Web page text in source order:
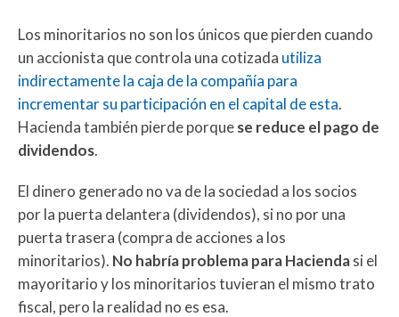
Los minoritarios no son los únicos que pierden cuando
un accionista que controla una cotizada utiliza
indirectamente la caja de la compañía para
incrementar su participación en el capital de esta.
Hacienda también pierde porquese reduce el pago de
dividendos.
El dinero generado no va de la sociedad a los socios
por la puerta delantera (dividendos), si no por una
puerta trasera (compra de acciones a los
minoritarios). No habría problema para Haciendasi el
mayoritario y los minoritarios tuvieran el mismo trato
fiscal, pero la realidad no es esa.